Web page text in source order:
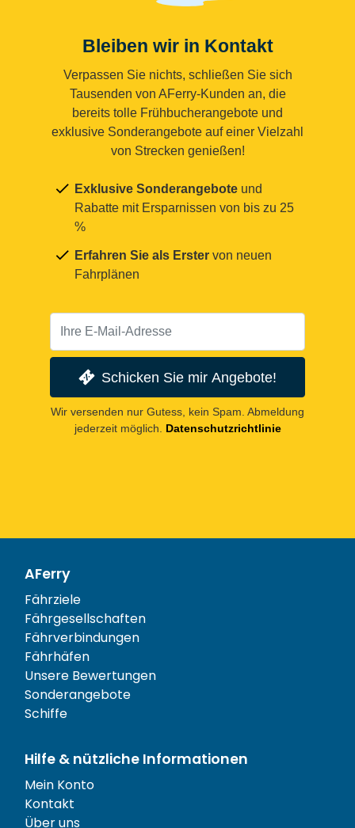
Bleiben wir in Kontakt
Verpassen Sie nichts, schließen Sie sich
Tausenden von AFerry-Kunden an, die
bereits tolle Frühbucherangebote und
exklusive Sonderangebote auf einer Vielzahl
von Strecken genießen!
Exklusive Sonderangebote und
Rabatte mit Ersparnissen von bis zu 25
%
Erfahren Sie als Erster von neuen
Fahrplänen
Schicken Sie mir Angebote!
Wir versenden nur Gutess, kein Spam. Abmeldung
jederzeit möglich.
Datenschutzrichtlinie
AFerry
Fährziele
Fährgesellschaften
Fährverbindungen
Fährhäfen
Unsere Bewertungen
Sonderangebote
Schiffe
Hilfe & nützliche Informationen
Mein Konto
Kontakt
Über uns